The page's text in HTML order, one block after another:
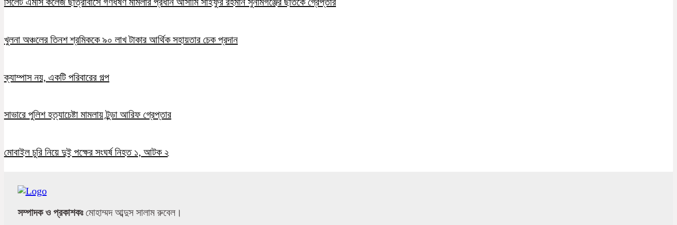
সিলেট এমসি কলেজ ছাত্রাবাসে গণধর্ষণ মামলার প্রধান আসামি সাইফুর রহমান সুনামগঞ্জের ছাতকে গ্রেপ্তার
খুলনা অঞ্চলের তিনশ শ্রমিককে ৯০ লাখ টাকার আর্থিক সহায়তার চেক প্রদান
ক্যাম্পাস নয়, একটি পরিবারের গল্প
সাভারে পুলিশ হত্যাচেষ্টা মামলায় টুন্ডা আরিফ গ্রেপ্তার
মোবাইল চুরি নিয়ে দুই পক্ষের সংঘর্ষ নিহত ১, আটক ২
সম্পাদক ও প্রকাশকঃমোহাম্মদ আব্দুস সালাম রুবেল।